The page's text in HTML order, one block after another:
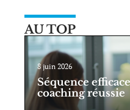
AU TOP
8 juin 2026
Séquence
coaching réussie